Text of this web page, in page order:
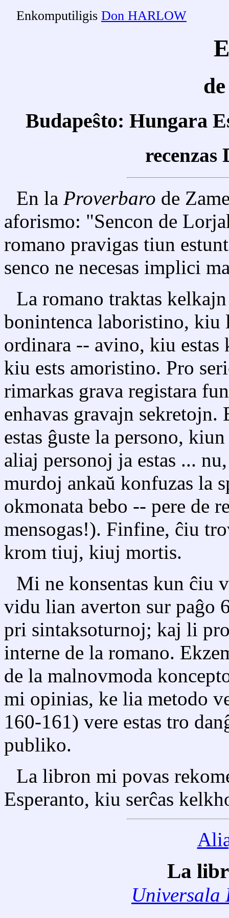
Enkomputiligis Don HARLOW
Budapeŝto: Hungara
En la Proverbaro de
aforismo: "Sencon de
romano pravigas tiun
senco ne necesas implici
La romano traktas
bonintenca laboristino, kiu
ordinara -- avino, kiu
kiu ests amoristino. Pro
rimarkas grava registara
enhavas gravajn
estas ĝuste la persono,
aliaj personoj ja estas ...
murdoj ankaŭ konfuzas la
okmonata bebo -- pere de
mensogas!). Finfine, ĉiu
krom tiuj, kiuj mortis.
Mi ne konsentas kun ĉiu
vidu lian averton sur paĝo
pri sintaksoturnoj; kaj li
interne de la romano.
de la malnovmoda
mi opinias, ke lia metodo
160-161) vere estas tro
publiko.
La libron mi povas
Esperanto, kiu serĉas
La
Universala